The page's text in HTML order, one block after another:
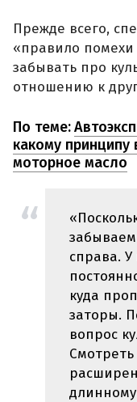
Прежде всего,
«правило помехи
забывать про
отношению к
По теме:
какому принципу
моторное масло
справа.
куда
заторы.
вопрос
длинному